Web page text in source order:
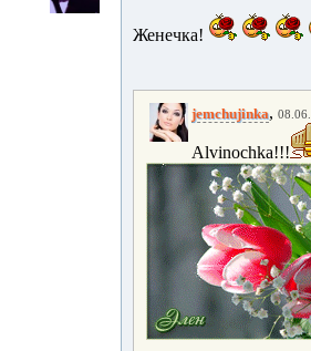
Женечка!
jemchujinka,
Alvinochka!!!